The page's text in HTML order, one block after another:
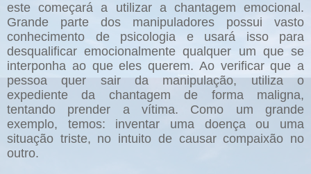
este começará a utilizar a chantagem emocional.
Grande parte dos manipuladores possui vasto
conhecimento de psicologia e usará isso para
desqualificar emocionalmente qualquer um que se
interponha ao que eles querem. Ao verificar que a
pessoa quer sair da manipulação, utiliza o
expediente da chantagem de forma maligna,
tentando prender a vítima. Como um grande
exemplo, temos: inventar uma doença ou uma
situação triste, no intuito de causar compaixão no
outro.